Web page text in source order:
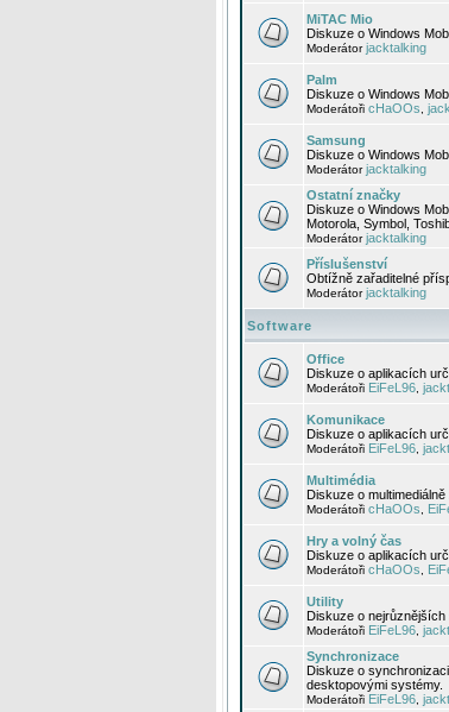
MiTAC Mio
Diskuze o Windows
Moderátorjacktalking
Palm
Diskuze o Windows
Moderátoři cHaOOs
Samsung
Diskuze o Windows
Moderátorjacktalking
Ostatní značky
Diskuze o Windows
Motorola, Symbol,
Moderátorjacktalking
Příslušenství
Obtížně zařaditelné
Moderátorjacktalking
Software
Office
Diskuze o aplikacích
Moderátoři EiFeL96
Komunikace
Diskuze o aplikacích
Moderátoři EiFeL96
Multimédia
Diskuze o
Moderátoři cHaOOs
Hry a volný čas
Diskuze o aplikacích
Moderátoři cHaOOs
Utility
Diskuze o
Moderátoři EiFeL96
Synchronizace
Diskuze o
desktopovými systémy.
Moderátoři EiFeL96